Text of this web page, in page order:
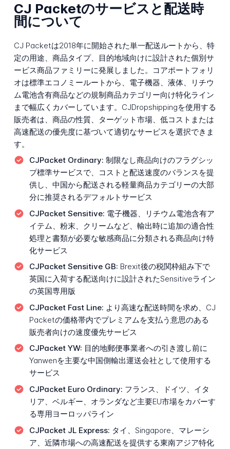
CJ Packetのサービスと配送時
間について
CJ Packetは2018年に開始された単一配送ルートから、特
定の用途、商品タイプ、目的地域向けに設計された個別サ
ービス商品ファミリーに発展しました。コアポートフォリ
オは標準エコノミールートから、電子機器、液体、リチウ
ム電池含有商品などの規制商品カテゴリー向け特化ライン
まで幅広くカバーしています。CJDropshippingを使用する
販売者は、商品の性質、ターゲット市場、低コストまたは
高速配送の優先度に基づいて適切なサービスを選択できま
す。
CJPacket Ordinary: 制限なし商品向けのフラグシッ
プ標準サービスで、コストと配送速度のバランスを提
供し、中国から配送される軽量商品カテゴリーの大部
分に推奨されるデフォルトサービス
CJPacket Sensitive: 電子機器、リチウム電池含有ア
イテム、粉末、クリームなど、輸出時に追加の適合性
処理と書類が必要な敏感商品に分類される商品向け特
化サービス
CJPacket Sensitive GB: Brexit後の税関枠組み下で
英国に入荷する配送向けに設計されたSensitiveライン
の英国専用版
CJPacket Fast Line: より高速な配送時間を求め、CJ
Packetの価格帯内でプレミアムを支払う意思のある
販売者向けの速度優先サービス
CJPacket YW: 目的地郵便事業者への引き渡し前に
Yanwenを主要な中国側輸出運送会社として使用する
サービス
CJPacket Euro Ordinary: フランス、ドイツ、イタ
リア、ベルギー、オランダなど主要EU市場をカバーす
る専用ヨーロッパライン
CJPacket JL Express: タイ、Singapore、マレーシ
ア、近隣市場への高速配送を提供する東南アジア特化